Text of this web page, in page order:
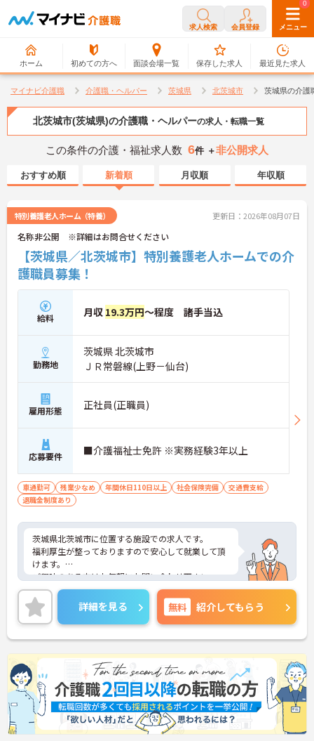
求人検索 会員登録 メニュー
ホーム 初めての方へ 面談会場一覧
0
保存した求人
0
最近見た求人
マイナビ介護職 介護職・ヘルパー 茨城県 北茨城市 茨城県の介護
北茨城市(茨城県)の介護職・ヘルパーの求人・転職一覧
この条件の介護・福祉求人数 6件 ＋非公開求人
おすすめ順 新着順 月収順 年収順
特別養護老人ホーム（特養） 更新日：2026年08月07日
名称非公開 ※詳細はお問合せください
【茨城県／北茨城市】特別養護老人ホームでの介
護職員募集！
給料 月収 19.3万円～程度 諸手当込
勤務地
茨城県 北茨城市
ＪＲ常磐線(上野－仙台)
雇用形態 正社員(正職員)
応募要件 ■介護福祉士免許 ※実務経験3年以上
車通勤可 残業少なめ 年間休日110日以上 社会保険完備
交通費支給
退職金制度あり
茨城県北茨城市に位置する施設での求人です。
福利厚生が整っておりますので安心して就業して頂
けます。
ご興味のある方はお気軽にお問い合わせ下さい。
詳細を見る 無料 紹介してもらう